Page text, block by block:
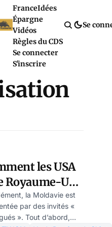
FranceIdées
Épargne
Vidéos
Règles du CDS
Se connecter
S'inscrire
Se
les USA
Royaume-Uni
la
à la
la Moldavie est
par des invités «
». Tout d’abord,